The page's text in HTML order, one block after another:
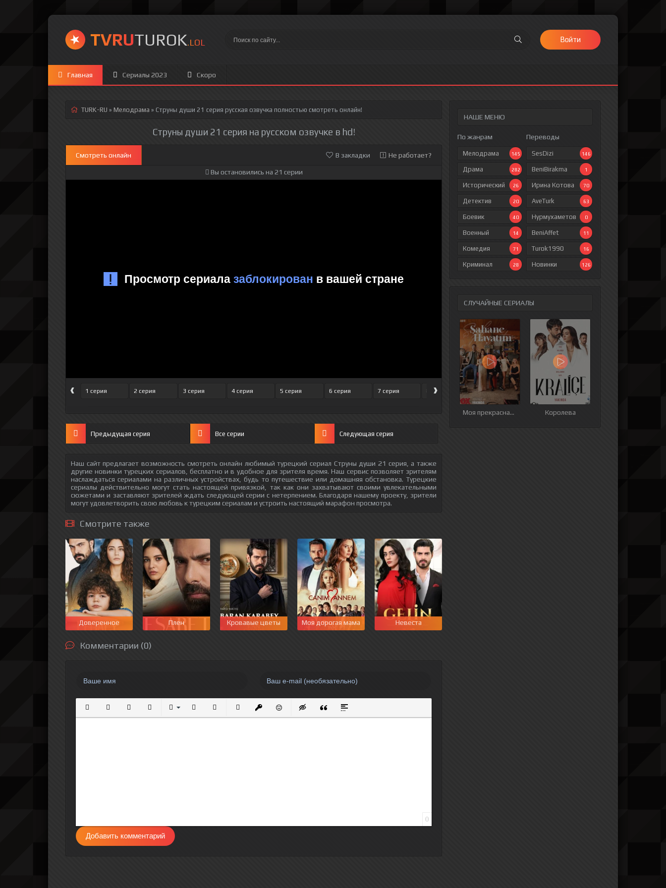
TVRUTUROK.LOL Войти
Главная Сериалы 2023 Скоро
НАШЕ МЕНЮ
По жанрам
Мелодрама 145
Драма 282
Исторический 26
Детектив 20
Боевик 40
Военный 14
Комедия 71
Криминал 28
Переводы
SesDizi 146
BeniBirakma 1
Ирина Котова 70
AveTurk 63
Нурмухаметов 0
BeniAffet 11
Turok1990 16
Новинки 126
СЛУЧАЙНЫЕ СЕРИАЛЫ
Моя прекрасная жизнь Королева
TURK-RU » Мелодрама » Струны души 21 серия русская озвучка полностью смотреть онлайн!
Струны души 21 серия на русском озвучке в hd!
Смотреть онлайн В закладки Не работает?
Вы остановились на 21 серии
‹ 1 серия 2 серия 3 серия 4 серия 5 серия 6 серия 7 серия 8 серия 9 серия 10 серия 11 серия
›
Предыдущая серия Все серии Следующая серия
Наш сайт предлагает возможность смотреть онлайн любимый турецкий сериал Струны души 21 серия, а также
другие новинки турецких сериалов, бесплатно и в удобное для зрителя время. Наш сервис позволяет зрителям
наслаждаться сериалами на различных устройствах, будь то путешествие или домашняя обстановка. Турецкие
сериалы действительно могут стать настоящей привязкой, так как они захватывают своими увлекательными
сюжетами и заставляют зрителей ждать следующей серии с нетерпением. Благодаря нашему проекту, зрители
могут удовлетворить свою любовь к турецким сериалам и устроить настоящий марафон просмотра.
Смотрите также
Доверенное Плен Кровавые цветы Моя дорогая мама Невеста
Комментарии (0)
Полужирный
КурсивПодчеркнутый
ЗачеркнутыйВыравнивание
Нумерованный список
Маркированный список
Вставить ссылку
Вставить защищенную ссылку
Вставить смайлик
Вставка скрытого текста
Вставка цитаты
Вставка спойлера
0
Добавить комментарий